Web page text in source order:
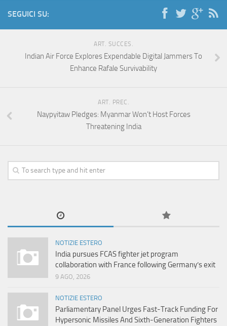
SEGUICI SU:
ART. SUCCES.
Indian Air Force Explores Expendable Digital Jammers To
Enhance Rafale Survivability
ART. PREC.
Naypyitaw Pledges: Myanmar Won’t Host Forces
Threatening India
NOTIZIE ESTERO
India pursues FCAS fighter jet program
collaboration with France following Germany’s exit
9 AGO, 2026
NOTIZIE ESTERO
Parliamentary Panel Urges Fast-Track Funding For
Hypersonic Missiles And Sixth-Generation Fighters